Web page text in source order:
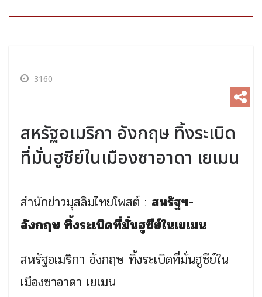
3160
สหรัฐอเมริกา อังกฤษ ทิ้งระเบิด
ที่มั่นฮูซีย์ในเมืองซาอาดา เยเมน
สำนักข่าวมุสลิมไทยโพสต์ : สหรัฐฯ-
อังกฤษ ทิ้งระเบิดที่มั่นฮูซีย์ในเยเมน
สหรัฐอเมริกา อังกฤษ ทิ้งระเบิดที่มั่นฮูซีย์ใน
เมืองซาอาดา เยเมน